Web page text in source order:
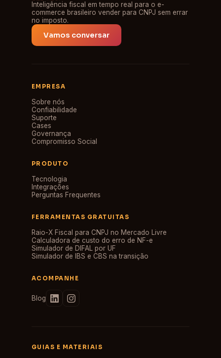
Inteligência fiscal em tempo real para o e-
commerce brasileiro vender para CNPJ sem errar
no imposto.
Vamos conversar
EMPRESA
Sobre nós
Confiabilidade
Suporte
Cases
Governança
Compromisso Social
PRODUTO
Tecnologia
Integrações
Perguntas Frequentes
FERRAMENTAS GRATUITAS
Raio-X Fiscal para CNPJ no Mercado Livre
Calculadora de custo do erro de NF-e
Simulador de DIFAL por UF
Simulador de IBS e CBS na transição
ACOMPANHE
Blog
GUIAS E MATERIAIS